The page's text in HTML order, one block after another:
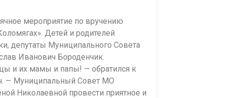
мероприятие по вручению
Детей и родителей
депутаты Муниципального Совета
Иванович Бороденчик.
и их мамы и папы! — обратился к
— Муниципальный Совет МО
Николаевной провести приятное и